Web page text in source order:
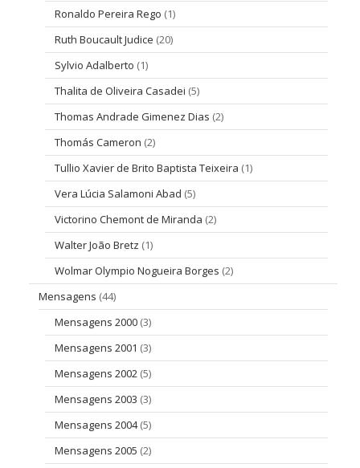
Ronaldo Pereira Rego (1)
Ruth Boucault Judice (20)
Sylvio Adalberto (1)
Thalita de Oliveira Casadei (5)
Thomas Andrade Gimenez Dias (2)
Thomás Cameron (2)
Tullio Xavier de Brito Baptista Teixeira (1)
Vera Lúcia Salamoni Abad (5)
Victorino Chemont de Miranda (2)
Walter João Bretz (1)
Wolmar Olympio Nogueira Borges (2)
Mensagens (44)
Mensagens 2000 (3)
Mensagens 2001 (3)
Mensagens 2002 (5)
Mensagens 2003 (3)
Mensagens 2004(5)
Mensagens 2005 (2)